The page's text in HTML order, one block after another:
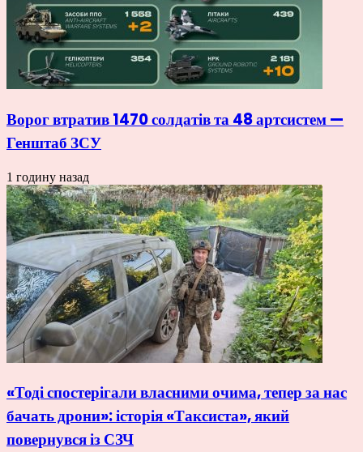
Ворог втратив 1470 солдатів та 48 артсистем —
Генштаб ЗСУ
1 годину назад
«Тоді спостерігали власними очима, тепер за нас
бачать дрони»: історія «Таксиста», який
повернувся із СЗЧ